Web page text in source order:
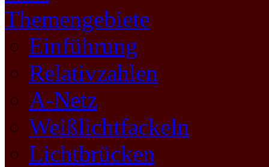
Themengebiete
Einführung
Relativzahlen
A-Netz
Weißlichtfackeln
Lichtbrücken